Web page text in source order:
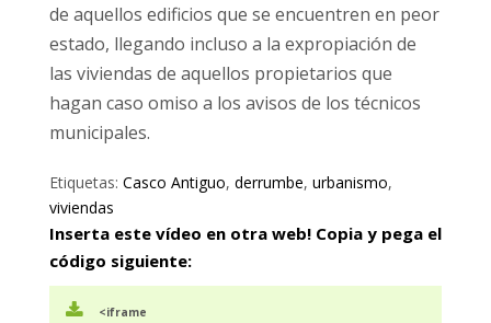
de aquellos edificios que se encuentren en peor
estado, llegando incluso a la expropiación de
las viviendas de aquellos propietarios que
hagan caso omiso a los avisos de los técnicos
municipales.
Etiquetas: Casco Antiguo, derrumbe, urbanismo,
viviendas
Inserta este vídeo en otra web! Copia y pega el
código siguiente:
<iframe